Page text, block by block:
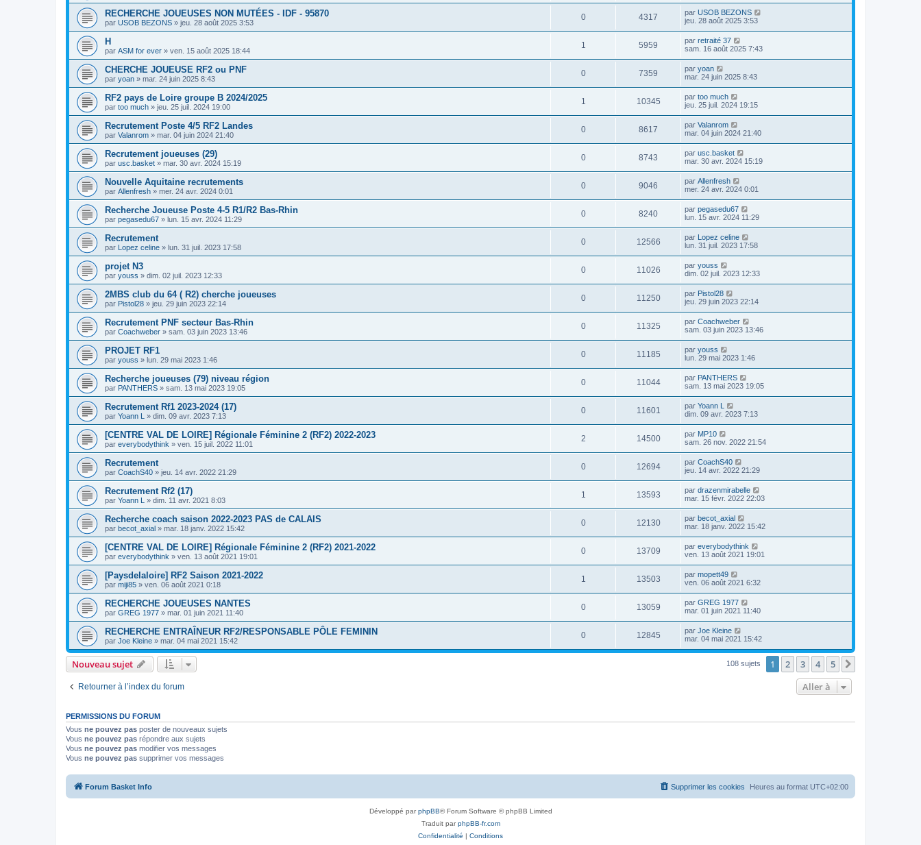
RECHERCHE JOUEUSES NON MUTÉES - IDF - 95870
par USOB BEZONS » jeu. 28 août 2025 3:53
0 4317 par USOB BEZONS
jeu. 28 août 2025 3:53
H
par ASM for ever » ven. 15 août 2025 18:44
1 5959 par retraité 37
sam. 16 août 2025 7:43
CHERCHE JOUEUSE RF2 ou PNF
par yoan » mar. 24 juin 2025 8:43
0 7359 par yoan
mar. 24 juin 2025 8:43
RF2 pays de Loire groupe B 2024/2025
par too much » jeu. 25 juil. 2024 19:00
1 10345 par too much
jeu. 25 juil. 2024 19:15
Recrutement Poste 4/5 RF2 Landes
par Valanrom » mar. 04 juin 2024 21:40
0 8617 par Valanrom
mar. 04 juin 2024 21:40
Recrutement joueuses (29)
par usc.basket » mar. 30 avr. 2024 15:19
0 8743 par usc.basket
mar. 30 avr. 2024 15:19
Nouvelle Aquitaine recrutements
par Allenfresh » mer. 24 avr. 2024 0:01
0 9046 par Allenfresh
mer. 24 avr. 2024 0:01
Recherche Joueuse Poste 4-5 R1/R2 Bas-Rhin
par pegasedu67 » lun. 15 avr. 2024 11:29
0 8240 par pegasedu67
lun. 15 avr. 2024 11:29
Recrutement
par Lopez celine » lun. 31 juil. 2023 17:58
0 12566 par
Lopez celine
lun. 31 juil. 2023 17:58
projet N3
par youss » dim. 02 juil. 2023 12:33
0 11026 par youss
dim. 02 juil. 2023 12:33
2MBS club du 64 ( R2) cherche joueuses
par Pistol28 » jeu. 29 juin 2023 22:14
0 11250 par Pistol28
jeu. 29 juin 2023 22:14
Recrutement PNF secteur Bas-Rhin
par Coachweber » sam. 03 juin 2023 13:46
0 11325 par Coachweber
sam. 03 juin 2023 13:46
PROJET RF1
par youss » lun. 29 mai 2023 1:46
0 11185 par youss
lun. 29 mai 2023 1:46
Recherche joueuses (79) niveau région
par PANTHERS » sam. 13 mai 2023 19:05
0 11044 par PANTHERS
sam. 13 mai 2023 19:05
Recrutement Rf1 2023-2024 (17)
par Yoann L » dim. 09 avr. 2023 7:13
0 11601 par Yoann L
dim. 09 avr. 2023 7:13
[CENTRE VAL DE LOIRE] Régionale Féminine 2 (RF2) 2022-2023
par everybodythink » ven. 15 juil. 2022 11:01
2 14500 par MP10
sam. 26 nov. 2022 21:54
Recrutement
par CoachS40 » jeu. 14 avr. 2022 21:29
0 12694 par CoachS40
jeu. 14 avr. 2022 21:29
Recrutement Rf2 (17)
par Yoann L » dim. 11 avr. 2021 8:03
1 13593 par drazenmirabelle
mar. 15 févr. 2022 22:03
Recherche coach saison 2022-2023 PAS de CALAIS
par becot_axial » mar. 18 janv. 2022 15:42
0 12130 par becot_axial
mar. 18 janv. 2022 15:42
[CENTRE VAL DE LOIRE] Régionale Féminine 2 (RF2) 2021-2022
par everybodythink » ven. 13 août 2021 19:01
0 13709 par everybodythink
ven. 13 août 2021 19:01
[Paysdelaloire] RF2 Saison 2021-2022
par miji85 » ven. 06 août 2021 0:18
1 13503 par mopett49
ven. 06 août 2021 6:32
RECHERCHE JOUEUSES NANTES
par GREG 1977 » mar. 01 juin 2021 11:40
0 13059 par GREG 1977
mar. 01 juin 2021 11:40
RECHERCHE ENTRAÎNEUR RF2/RESPONSABLE PÔLE FEMININ
par Joe Kleine » mar. 04 mai 2021 15:42
0 12845 par Joe Kleine
mar. 04 mai 2021 15:42
Nouveau sujet 108 sujets 1 2 3 4 5
Retourner à l’index du forum Aller à
PERMISSIONS DU FORUM
Vous ne pouvez pas poster de nouveaux sujets
Vous ne pouvez pas répondre aux sujets
Vous ne pouvez pas modifier vos messages
Vous ne pouvez pas supprimer vos messages
Forum Basket Info Heures au format UTC+02:00
Supprimer les cookies
Développé parphpBB® Forum Software © phpBB Limited
Traduit parphpBB-fr.com
Confidentialité | Conditions